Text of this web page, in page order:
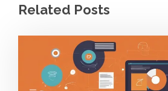
Related Posts